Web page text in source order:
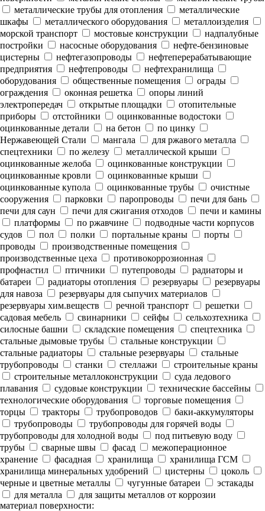
металлические трубы для отопления
металлические
шкафы
металлического оборудования
металлоизделия
морской транспорт
мостовые конструкции
надпалубные
постройки
насосные оборудования
нефте-бензиновые
цистерны
нефтегазопроводы
нефтеперерабатывающие
предприятия
нефтепроводы
нефтехранилища
оборудования
общественные помещения
ограды
ограждения
оконная решетка
опоры линий
электропередач
открытые площадки
отопительные
приборы
отстойники
оцинкованные водостоки
оцинкованные детали
на бетон
по цинку
Нержавеющей Стали
мангала
для ржавого металла
спецтехники
по железу
металлической крыши
оцинкованные желоба
оцинкованные конструкции
оцинкованные кровли
оцинкованные крыши
оцинкованные купола
оцинкованные трубы
очистные
сооружения
парковки паропроводы
печи для бань
печи для саун
печи для сжигания отходов
печи и камины
платформы
по ржавчине
подводные части корпусов
судов
пол полки портальные краны
порты
проводы
производственные помещения
производственные цеха
противокоррозионная
профнастил
птичники путепроводы
радиаторы и
батареи
радиаторы отопления резервуары
резервуары
для навоза
резервуары для сыпучих материалов
резервуары хим.веществ
речной транспорт
решетки
садовая мебель
свинарники сейфы
сельхозтехника
силосные башни
складские помещения
спецтехника
стальные дымовые трубы
стальные конструкции
стальные радиаторы
стальные резервуары
стальные
трубопроводы
станки стеллажи
строительные краны
строительные металлоконструкции
суда ледового
плавания
судовые конструкции
технические бассейны
технологические оборудования
торговые помещения
торцы
тракторы трубопроводов
баки-аккумуляторы
трубопроводы
трубопроводы для горячей воды
трубопроводы для холодной воды
под питьевую воду
трубы
сварные швы фасад
межоперационное
хранение
фасадная хранилища
хранилища ГСМ
хранилища минеральных удобрений
цистерны
цоколь
черные и цветные металлы
чугунные батареи
эстакады
для металла
для защиты металлов от коррозии
материал поверхности: